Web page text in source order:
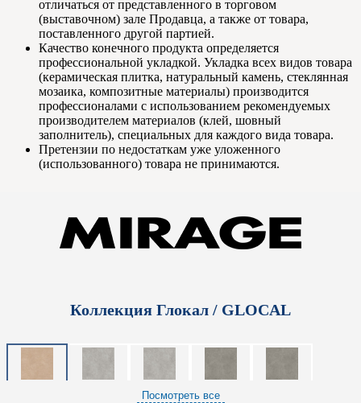
отличаться от представленного в торговом
(выставочном) зале Продавца, а также от товара,
поставленного другой партией.
Качество конечного продукта определяется
профессиональной укладкой. Укладка всех видов товара
(керамическая плитка, натуральный камень, стеклянная
мозаика, композитные материалы) производится
профессионалами с использованием рекомендуемых
производителем материалов (клей, шовный
заполнитель), специальных для каждого вида товара.
Претензии по недостаткам уже уложенного
(использованного) товара не принимаются.
Коллекция Глокал / GLOCAL
Посмотреть все